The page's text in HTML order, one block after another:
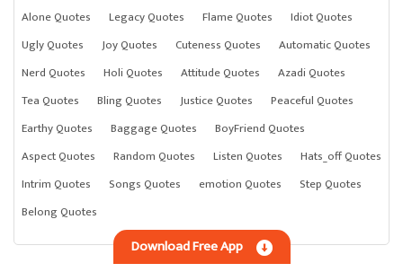
Alone Quotes
Legacy Quotes Flame Quotes
Idiot Quotes
Ugly Quotes
Joy Quotes Cuteness Quotes
Automatic Quotes
Nerd Quotes
Holi Quotes Attitude Quotes
Azadi Quotes
Tea Quotes
Bling Quotes Justice Quotes
Peaceful Quotes
Earthy Quotes
Baggage Quotes
BoyFriend Quotes
Aspect Quotes
Random Quotes Listen Quotes
Hats_off Quotes
Intrim Quotes
Songs Quotes emotion Quotes
Step Quotes
Belong Quotes
Download Free App